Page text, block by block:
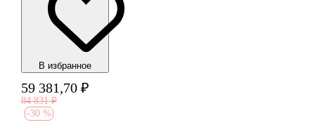
В избранноe
59 381,70 ₽
84 831 ₽
-30 %